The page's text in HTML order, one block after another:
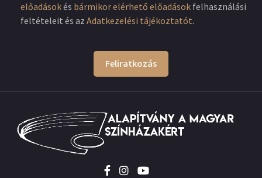
előadásokés bármikor elérhető előadások felhasználási
feltételeit és az Adatkezelési tájékoztatót.
Feliratkozás